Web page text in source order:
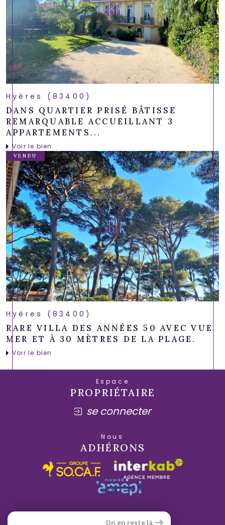
Hyères (83400)
DANS QUARTIER PRISÉ BÂTISSE
REMARQUABLE ACCUEILLANT 3
APPARTEMENTS...
Voir le bien
VENDU
Hyères (83400)
RARE VILLA DES ANNÉES 50 AVEC VUE
MER ET À 30 MÈTRES DE LA PLAGE.
Voir le bien
Espace
PROPRIÉTAIRE
se connecter
Nous
ADHÉRONS
On en reste là